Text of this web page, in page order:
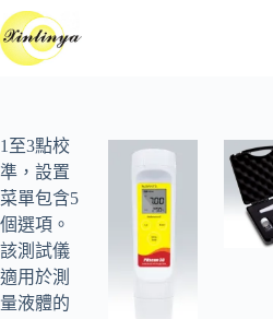
跳
至
主
容
1至3點校
準，設置
菜單包含5
個選項。
該測試儀
適用於測
量液體的